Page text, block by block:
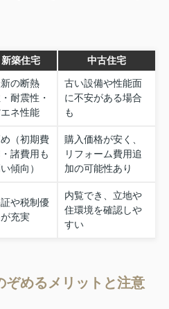
新築住宅 中古住宅
の断熱
耐震性・
ネ性能
古い設備や性能面
に不安がある場合
も
（初期費
諸費用も
傾向）
購入価格が安く、
リフォーム費用追
加の可能性あり
や税制優
充実
内覧でき、立地や
住環境を確認しや
すい
ぞめるメリットと注意